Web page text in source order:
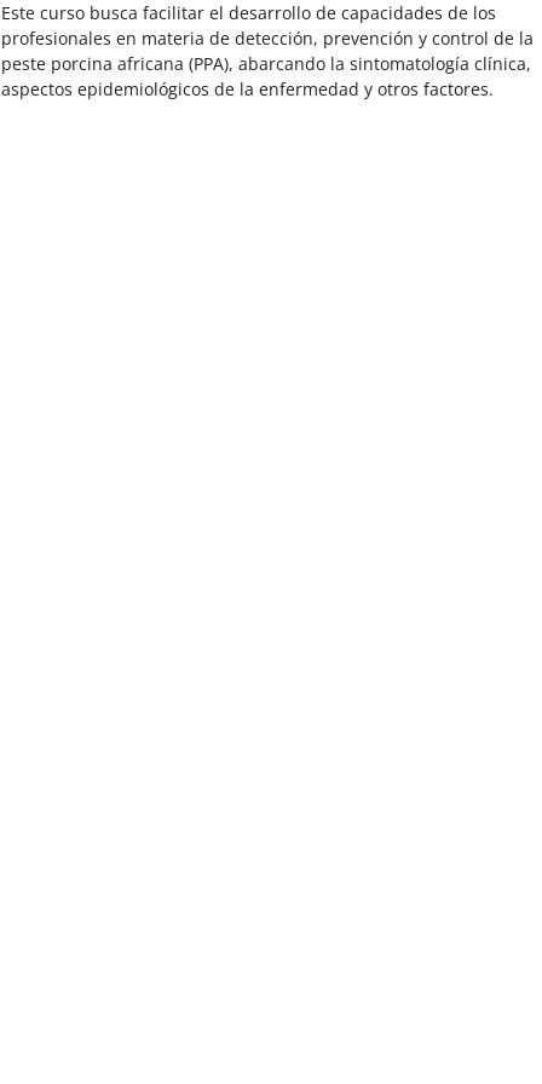
Salta al contenido principal
Este curso busca facilitar el desarrollo de capacidades de los
profesionales en materia de detección, prevención y control de la
peste porcina africana (PPA), abarcando la sintomatología clínica,
aspectos epidemiológicos de la enfermedad y otros factores.